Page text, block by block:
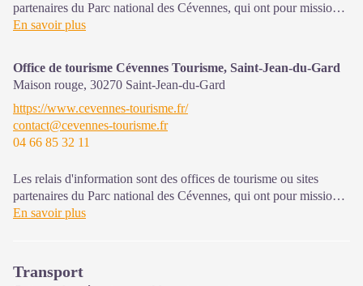
partenaires du Parc national des Cévennes, qui ont pour mission
l'information et la sensibilisation sur l'offre de découverte et
Ouvert toute l'année (se renseigner pour les jours et horaires
d'ouverture en période hivernale)
En savoir plus
Office de tourisme Cévennes Tourisme, Saint-Jean-du-Gard
Maison rouge, 30270 Saint-Jean-du-Gard
https://www.cevennes-tourisme.fr/
contact@cevennes-tourisme.fr
04 66 85 32 11
Les relais d'information sont des offices de tourisme ou sites
partenaires du Parc national des Cévennes, qui ont pour mission
l'information et la sensibilisation sur l'offre de découverte et
Ouvert toute l'année (se renseigner pour les jours et horaires
d'ouverture en période hivernale)
En savoir plus
Transport